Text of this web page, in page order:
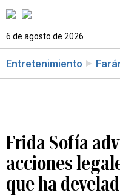
6 de agosto de 2026
Entretenimiento
Frida Sofía
acciones
que ha